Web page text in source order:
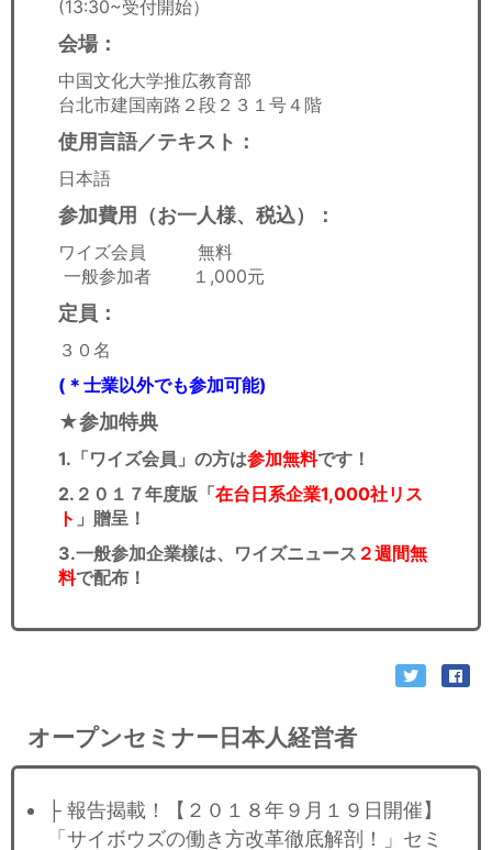
(13:30~受付開始）
会場：
中国文化大学推広教育部
台北市建国南路２段２３１号４階
使用言語／テキスト：
日本語
参加費用（お一人様、税込）：
ワイズ会員 無料
一般参加者 １,000元
定員：
３０名
(＊士業以外でも参加可能)
★参加特典
1.「ワイズ会員」の方は参加無料です！
2.２０１７年度版「在台日系企業1,000社リス
ト 」贈呈！
3.一般参加企業樣は、ワイズニュース ２週間無
料で配布！
オープンセミナー日本人経営者
├ 報告揭載！【２０１８年９月１９日開催】
「サイボウズの働き方改革徹底解剖！」セミ